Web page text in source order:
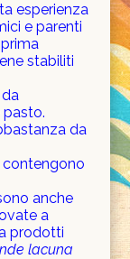
esperienza
e parenti
stabiliti
pasto.
da
anche
a
prodotti
lacuna